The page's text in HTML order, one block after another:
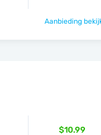
Aanbieding
$10.99